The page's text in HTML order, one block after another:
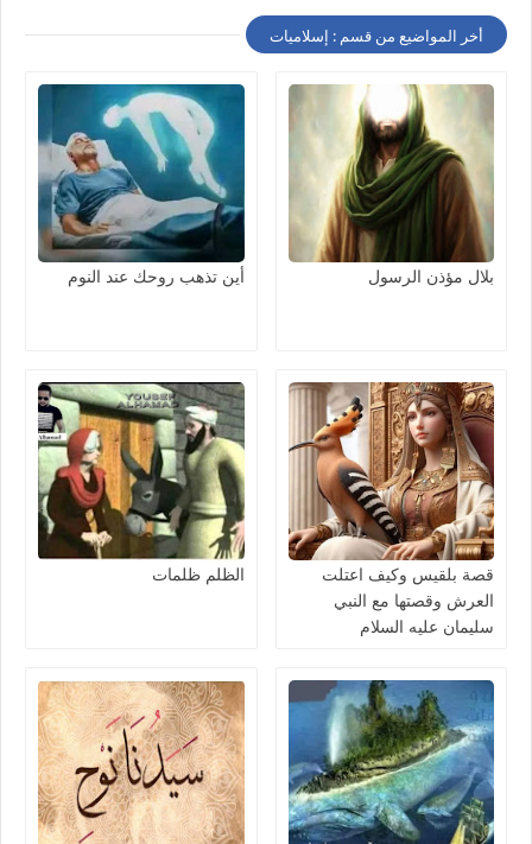
أخر المواضيع من قسم : إسلاميات
بلال مؤذن الرسول أين تذهب روحك عند النوم
قصة بلقيس وكيف اعتلت
العرش وقصتها مع النبي
سليمان عليه السلام
الظلم ظلمات